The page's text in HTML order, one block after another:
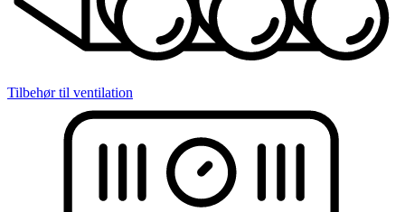
Tilbehør til ventilation